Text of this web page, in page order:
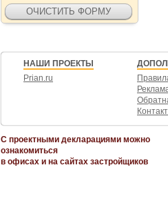
НАШИ ПРОЕКТЫ
Prian.ru
С проектными декларациями можно
ознакомиться
в офисах и на сайтах застройщиков